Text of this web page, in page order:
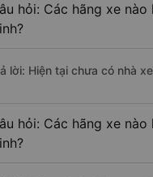
hỏi: Các hãng xe
lời: Hiện tại chưa có nhà
hỏi: Các hãng xe